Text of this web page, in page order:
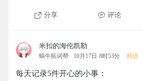
分享 评论
米扣的海伦凯勒
蜗牛拓词帮 10月17日 8时53分 精选
每天记录5件开心的小事：